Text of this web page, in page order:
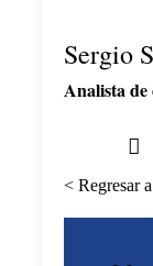
Sergio
Analista de
< Regresar